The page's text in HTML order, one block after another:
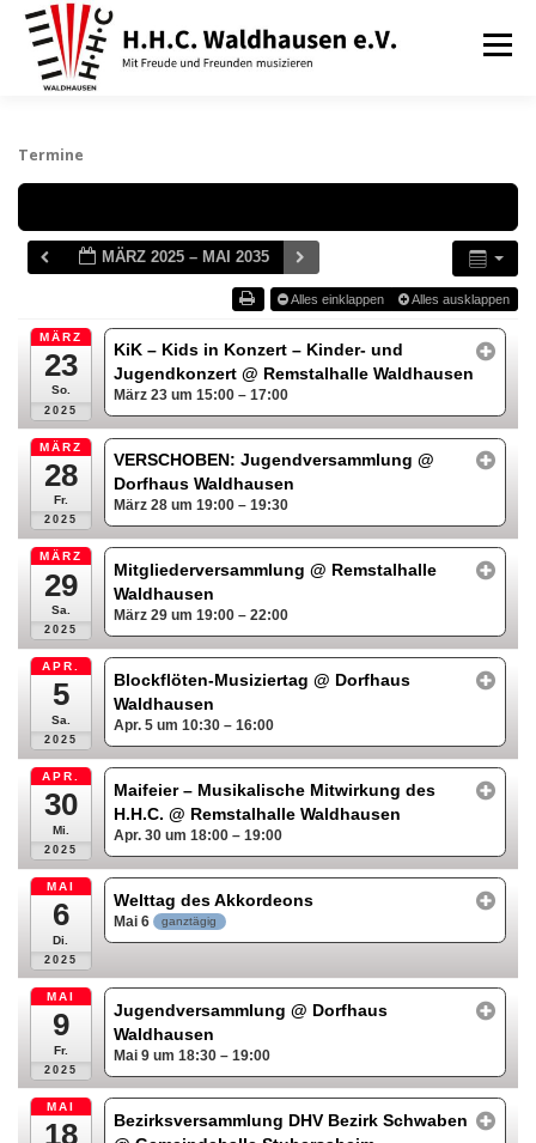
Zum
Inhalt
springen
Menü
ORCHESTER UND ENSEMBLES TERMINE
Termine
MÄRZ 2025 – MAI 2035
Alles einklappen Alles ausklappen
MÄRZ
23
So.
2025
KiK – Kids in Konzert – Kinder- und
Jugendkonzert@ Remstalhalle Waldhausen
März 23 um 15:00 – 17:00
MÄRZ
28
Fr.
2025
VERSCHOBEN: Jugendversammlung@
Dorfhaus Waldhausen
März 28 um 19:00 – 19:30
MÄRZ
29
Sa.
2025
Mitgliederversammlung@ Remstalhalle
Waldhausen
März 29 um 19:00 – 22:00
APR.
5
Sa.
2025
Blockflöten-Musiziertag@ Dorfhaus
Waldhausen
Apr. 5 um 10:30 – 16:00
APR.
30
Mi.
2025
Maifeier – Musikalische Mitwirkung des
H.H.C.@ Remstalhalle Waldhausen
Apr. 30 um 18:00 – 19:00
MAI
6
Di.
2025
Welttag des Akkordeons
Mai 6 ganztägig
MAI
9
Fr.
2025
Jugendversammlung@ Dorfhaus
Waldhausen
Mai 9 um 18:30 – 19:00
MAI
18
Bezirksversammlung DHV Bezirk Schwaben